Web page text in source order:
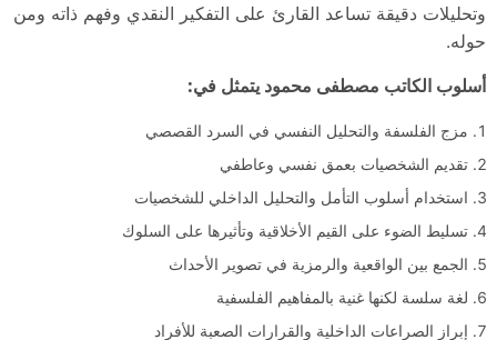
وتحليلات دقيقة تساعد القارئ على التفكير النقدي وفهم ذاته ومن
حوله.
أسلوب الكاتب مصطفى محمود يتمثل في:
مزج الفلسفة والتحليل النفسي في السرد القصصي
تقديم الشخصيات بعمق نفسي وعاطفي
استخدام أسلوب التأمل والتحليل الداخلي للشخصيات
تسليط الضوء على القيم الأخلاقية وتأثيرها على السلوك
الجمع بين الواقعية والرمزية في تصوير الأحداث
لغة سلسة لكنها غنية بالمفاهيم الفلسفية
إبراز الصراعات الداخلية والقرارات الصعبة للأفراد